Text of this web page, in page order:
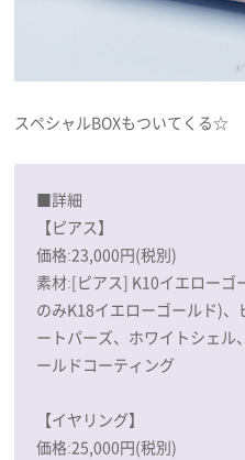
スペシャルBOXもついてくる☆
■詳細
【ピアス】
価格:23,000円(税別)
素材:[ピアス] K10イエローゴ
のみK18イエローゴールド)
ートパーズ、ホワイトシェル
ールドコーティング
【イヤリング】
価格:25,000円(税別)